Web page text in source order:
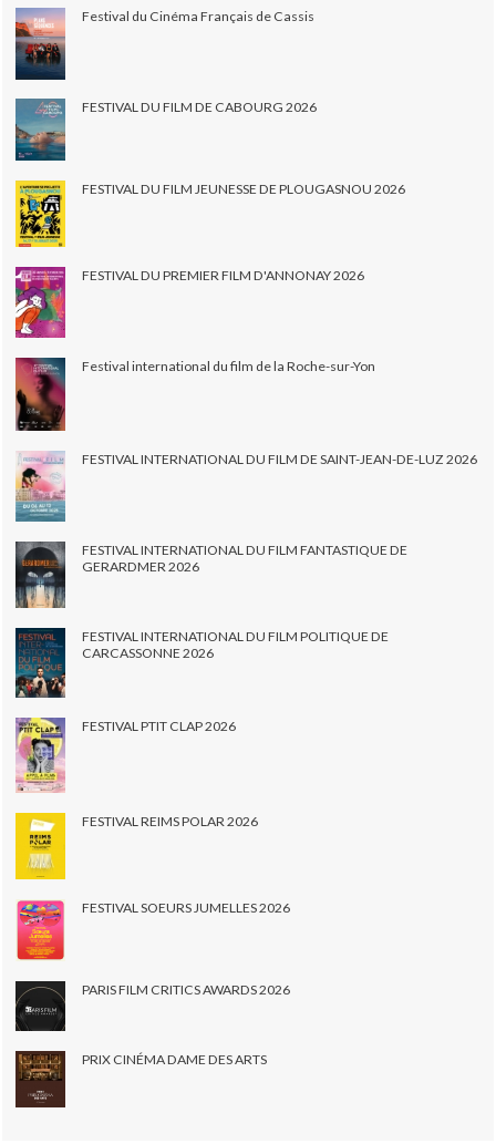
Festival du Cinéma Français de Cassis
FESTIVAL DU FILM DE CABOURG 2026
FESTIVAL DU FILM JEUNESSE DE PLOUGASNOU 2026
FESTIVAL DU PREMIER FILM D'ANNONAY 2026
Festival international du film de la Roche-sur-Yon
FESTIVAL INTERNATIONAL DU FILM DE SAINT-JEAN-DE-LUZ 2026
FESTIVAL INTERNATIONAL DU FILM FANTASTIQUE DE
GERARDMER 2026
FESTIVAL INTERNATIONAL DU FILM POLITIQUE DE
CARCASSONNE 2026
FESTIVAL PTIT CLAP 2026
FESTIVAL REIMS POLAR 2026
FESTIVAL SOEURS JUMELLES 2026
PARIS FILM CRITICS AWARDS 2026
PRIX CINÉMA DAME DES ARTS